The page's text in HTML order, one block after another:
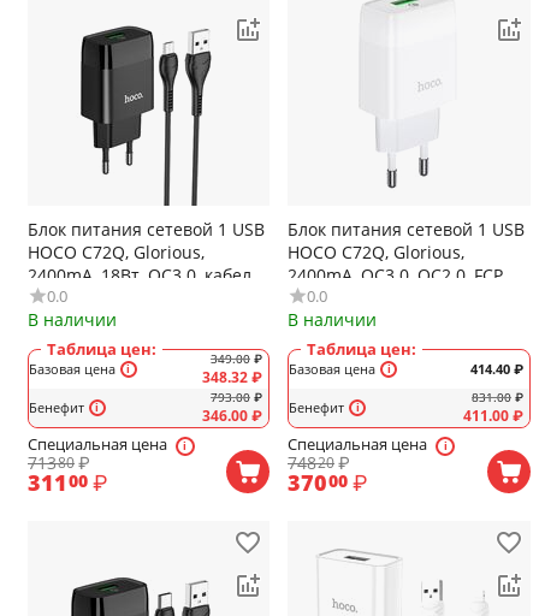
Блок питания сетевой 1 USB
HOCO C72Q, Glorious,
2400mA, 18Вт, QC3.0, кабель
микро USB, цвет: чёрный
0.0
В наличии
Таблица цен:
Базовая цена
Бенефит
349.00 ₽
348.32₽
793.00 ₽
346.00₽
Специальная цена
71380 ₽
31100 ₽
Блок питания сетевой 1 USB
HOCO C72Q, Glorious,
2400mA, QC3.0, QC2.0, FCP,
AFC, цвет: белый
0.0
В наличии
Таблица цен:
Базовая цена
Бенефит
414.40₽
831.00 ₽
411.00₽
Специальная цена
74820₽
37000 ₽